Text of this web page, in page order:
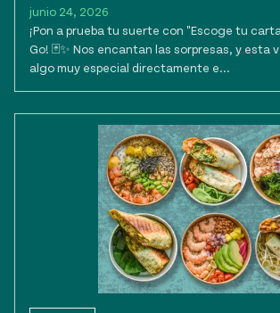
junio 24, 2026
¡Pon a prueba tu suerte con "Escoge tu
Go! 🃏✨ Nos encantan las sorpresas, y esta
algo muy especial directamente e...